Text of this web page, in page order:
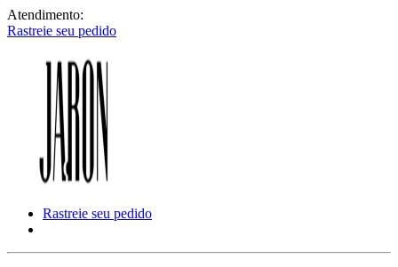
Atendimento:
Rastreie seu pedido
Rastreie seu pedido